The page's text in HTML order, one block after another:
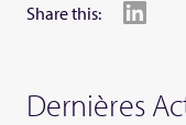
Share this:
Dernières